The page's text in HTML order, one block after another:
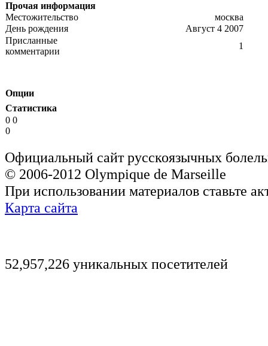
Прочая информация
Местожительство
москва
День рождения
Август 4 2007
Присланные
комментарии
1
Опции
Статистика
0 0
0
Официальный сайт русскоязычных
© 2006-2012 Olympique de Marseille
При использовании материалов ставьте
Карта сайта
52,957,226 уникальных посетителей